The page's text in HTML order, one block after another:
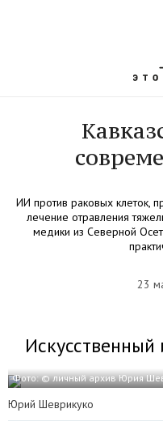
ИИ против раковых клеток,
лечение отравления
медики из Северной
23
Искусственный
Фото: © личный архив Юрия
Юрий Шеврикуко